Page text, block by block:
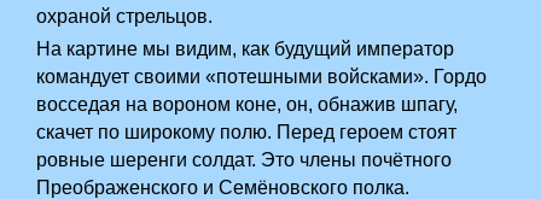
охраной стрельцов.
На картине мы видим, как будущий император
командует своими «потешными войсками». Гордо
восседая на вороном коне, он, обнажив шпагу,
скачет по широкому полю. Перед героем стоят
ровные шеренги солдат. Это члены почётного
Преображенского и Семёновского полка.